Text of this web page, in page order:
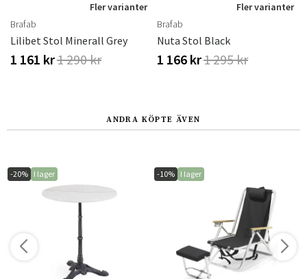
Fler varianter
Brafab
Lilibet Stol Minerall Grey
1 161 kr1 290 kr
Fler varianter
Brafab
Nuta Stol Black
1 166 kr1 295 kr
ANDRA KÖPTE ÄVEN
-20% I lager -10% I lager